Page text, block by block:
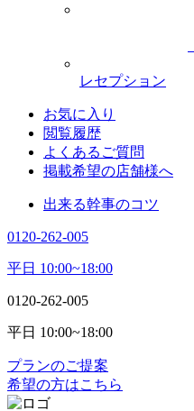
レセプション
お気に入り
閲覧履歴
よくあるご質問
掲載希望の店舗様へ
出来る幹事のコツ
0120-262-005
平日 10:00~18:00
0120-262-005
平日 10:00~18:00
プランのご提案
希望の方はこちら